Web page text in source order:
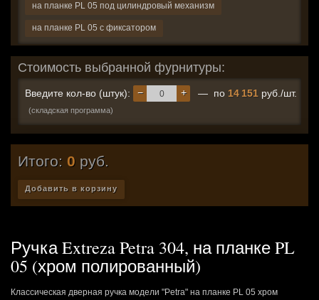
на планке PL 05 под цилиндровый механизм
на планке PL 05 с фиксатором
Стоимость выбранной фурнитуры:
Введите кол-во (штук): +
− — по 14 151 руб./шт.
(складская программа)
Итого: 0 руб.
Добавить в корзину
Ручка Extreza Petra 304, на планке PL
05 (хром полированный)
Классическая дверная ручка модели "Petra" на планке PL 05 хром